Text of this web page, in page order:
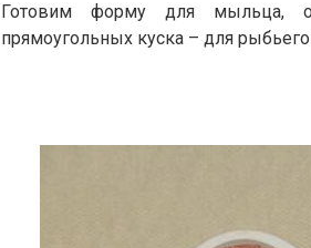
Готовим форму для мыльца,
прямоугольных куска – для